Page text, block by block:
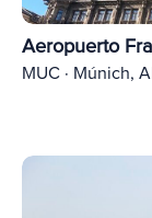
Aeropuerto
MUC · Múnich,